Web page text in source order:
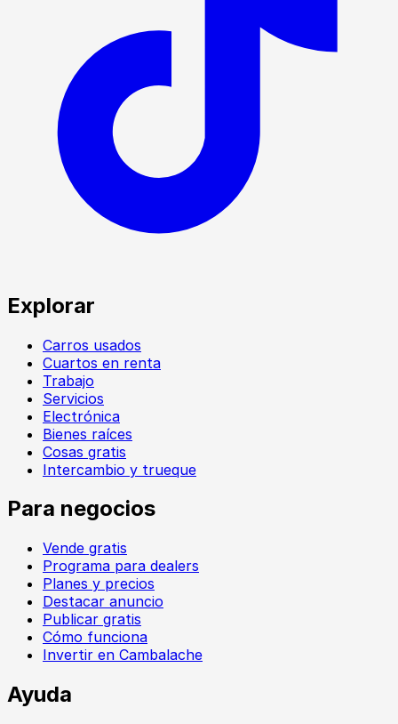
Explorar
Carros usados
Cuartos en renta
Trabajo
Servicios
Electrónica
Bienes raíces
Cosas gratis
Intercambio y trueque
Para negocios
Vende gratis
Programa para dealers
Planes y precios
Destacar anuncio
Publicar gratis
Cómo funciona
Invertir en Cambalache
Ayuda